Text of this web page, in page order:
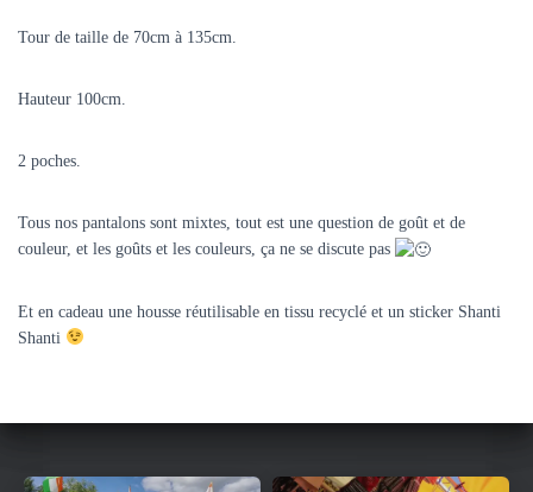
Tour de taille de 70cm à 135cm.
Hauteur 100cm.
2 poches.
Tous nos pantalons sont mixtes, tout est une question de goût et de
couleur, et les goûts et les couleurs, ça ne se discute pas
Et en cadeau une housse réutilisable en tissu recyclé et un sticker Shanti
Shanti